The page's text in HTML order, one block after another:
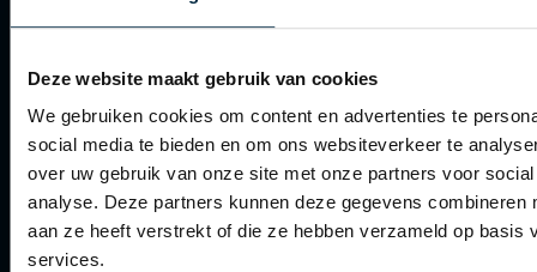
Deze website maakt gebruik van cookies
We gebruiken cookies om content en advertenties te
social media te bieden en om ons websiteverkeer te
over uw gebruik van onze site met onze partners voor
analyse. Deze partners kunnen deze gegevens combineren
aan ze heeft verstrekt of die ze hebben verzameld op basis
services.
Actievoorwaarden
Artikelonderhoud
Winkel